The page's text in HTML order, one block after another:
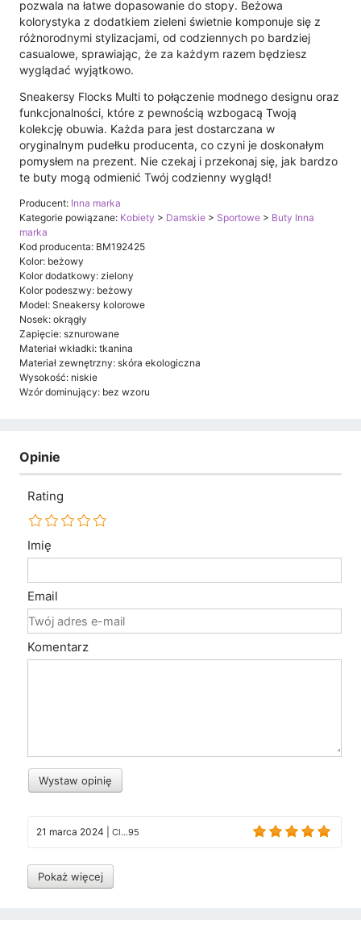
pozwala na łatwe dopasowanie do stopy. Beżowa
kolorystyka z dodatkiem zieleni świetnie komponuje się z
różnorodnymi stylizacjami, od codziennych po bardziej
casualowe, sprawiając, że za każdym razem będziesz
wyglądać wyjątkowo.
Sneakersy Flocks Multi to połączenie modnego designu oraz
funkcjonalności, które z pewnością wzbogacą Twoją
kolekcję obuwia. Każda para jest dostarczana w
oryginalnym pudełku producenta, co czyni je doskonałym
pomysłem na prezent. Nie czekaj i przekonaj się, jak bardzo
te buty mogą odmienić Twój codzienny wygląd!
Producent: Inna marka
Kategorie powiązane: Kobiety > Damskie > Sportowe > Buty Inna
marka
Kod producenta: BM192425
Kolor: beżowy
Kolor dodatkowy: zielony
Kolor podeszwy: beżowy
Model: Sneakersy kolorowe
Nosek: okrągły
Zapięcie: sznurowane
Materiał wkładki: tkanina
Materiał zewnętrzny: skóra ekologiczna
Wysokość: niskie
Wzór dominujący: bez wzoru
Opinie
Rating
Imię
Email
Komentarz
Wystaw opinię
21 marca 2024 Cl...95
Pokaż więcej